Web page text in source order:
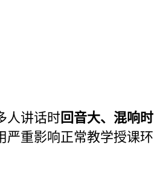
人讲话时回音大、混响时
严重影响正常教学授课环